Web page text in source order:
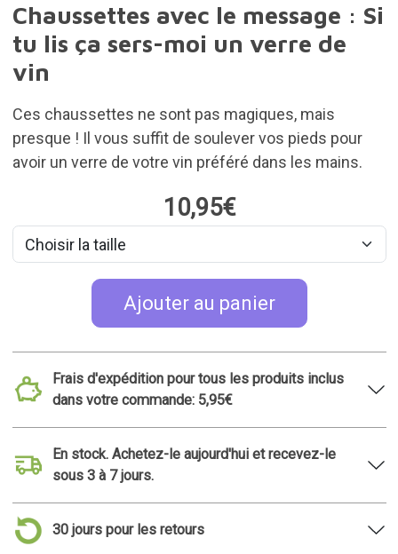
Chaussettes avec le message : Si
tu lis ça sers-moi un verre de
vin
Ces chaussettes ne sont pas magiques, mais
presque ! Il vous suffit de soulever vos pieds pour
avoir un verre de votre vin préféré dans les mains.
10,95€
Ajouter au panier
Frais d'expédition pour tous les produits inclus
dans votre commande: 5,95€
En stock. Achetez-le aujourd'hui et recevez-le
sous 3 à 7 jours.
30 jours pour les retours